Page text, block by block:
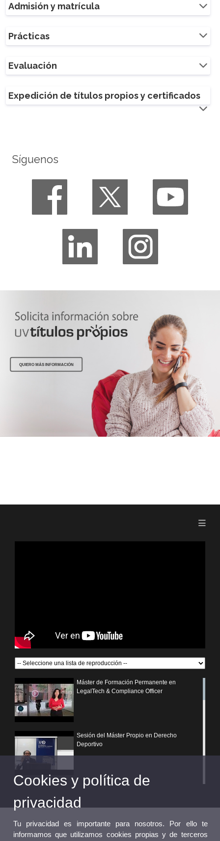
Admisión y matrícula
Prácticas
Evaluación
Expedición de títulos propios y certificados
Síguenos
QUIERO MÁS INFORMACIÓN
Máster de Formación Permanente en
LegalTech & Compliance Officer
Sesión del Máster Propio en Derecho
Deportivo
¿Por qué elegir un postgrado propio de la
Universitat de València?
Cookies y política de
privacidad
Tu privacidad es importante para nosotros. Por ello te
informamos que utilizamos cookies propias y de terceros